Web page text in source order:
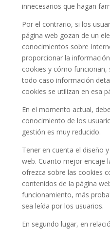
innecesarios que hagan
Por el contrario, si los
página web gozan de un
conocimientos sobre
proporcionar la
cookies y cómo funcionan,
todo caso información
cookies se utilizan en esa
En el momento actual,
conocimiento de los
gestión es muy reducido.
Tener en cuenta el diseño
web. Cuanto mejor encaje
ofrezca sobre las cookies
contenidos de la página
funcionamiento, más
sea leída por los usuarios.
En segundo lugar, en